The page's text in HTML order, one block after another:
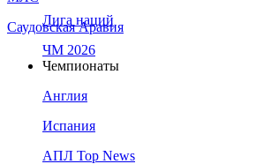
Саудовская Аравия
Лига наций
ЧМ 2026
Чемпионаты
Англия
Испания
АПЛ Top News